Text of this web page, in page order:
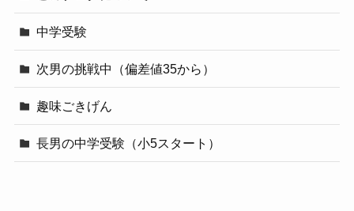
中学受験
次男の挑戦中（偏差値35から）
趣味ごきげん
長男の中学受験（小5スタート）